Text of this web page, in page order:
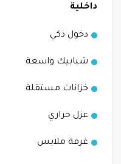
داخلية
دخول ذكي
شبابيك واسعة
خزانات مستقلة
عزل حراري
غرفة ملابس